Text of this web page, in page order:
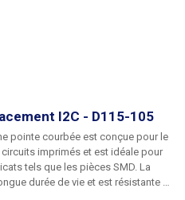
I2C - D115-105
pointe courbée est conçue pour le
imprimés et est idéale pour
tels que les pièces SMD. La
durée de vie et est résistante à